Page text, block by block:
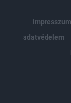
impresszum
adatvédelem